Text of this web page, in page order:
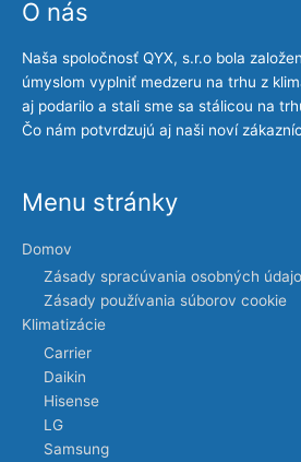
O nás
Naša spoločnosť QYX, s.r.o bola
úmyslom vyplniť medzeru na trhu z
aj podarilo a stali sme sa stálicou na
Čo nám potvrdzujú aj naši noví
Menu stránky
Domov
Zásady spracúvania osobných
Zásady používania súborov cookie
Klimatizácie
Carrier
Daikin
Hisense
LG
Samsung